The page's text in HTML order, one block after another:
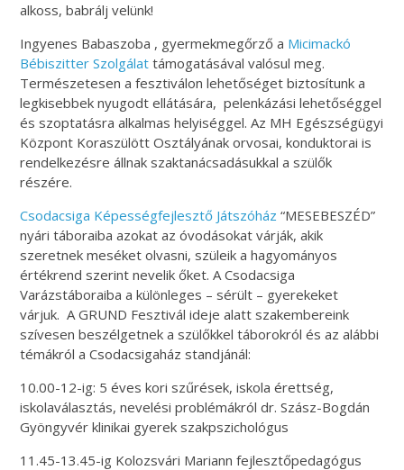
alkoss, babrálj velünk!
Ingyenes Babaszoba , gyermekmegőrző a Micimackó
Bébiszitter Szolgálat támogatásával valósul meg.
Természetesen a fesztiválon lehetőséget biztosítunk a
legkisebbek nyugodt ellátására, pelenkázási lehetőséggel
és szoptatásra alkalmas helyiséggel. Az MH Egészségügyi
Központ Koraszülött Osztályának orvosai, konduktorai is
rendelkezésre állnak szaktanácsadásukkal a szülők
részére.
Csodacsiga Képességfejlesztő Játszóház“MESEBESZÉD”
nyári táboraiba azokat az óvodásokat várják, akik
szeretnek meséket olvasni, szüleik a hagyományos
értékrend szerint nevelik őket. A Csodacsiga
Varázstáboraiba a különleges – sérült – gyerekeket
várjuk. A GRUND Fesztivál ideje alatt szakembereink
szívesen beszélgetnek a szülőkkel táborokról és az alábbi
témákról a Csodacsigaház standjánál:
10.00-12-ig: 5 éves kori szűrések, iskola érettség,
iskolaválasztás, nevelési problémákról dr. Szász-Bogdán
Gyöngyvér klinikai gyerek szakpszichológus
11.45-13.45-ig Kolozsvári Mariann fejlesztőpedagógus